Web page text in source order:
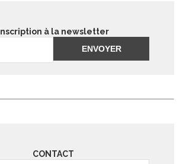
Inscription à la newsletter
CONTACT